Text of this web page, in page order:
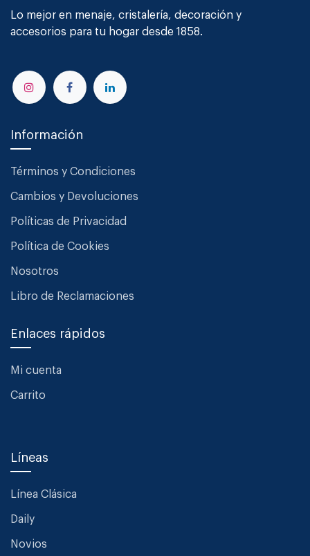
Lo mejor en menaje, cristalería, decoración y
accesorios para tu hogar desde 1858.
Información
Términos y Condiciones
Cambios y Devoluciones
Políticas de Privacidad
Política de Cookies
Nosotros
Libro de Reclamaciones
Enlaces rápidos
Mi cuenta
Carrito
Líneas
Línea Clásica
Daily
Novios